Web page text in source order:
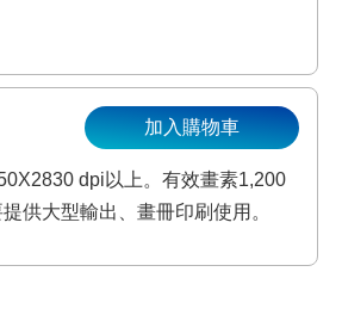
dpi以上。有效畫素1,200
供大型輸出、畫冊印刷使用。
加入購物車